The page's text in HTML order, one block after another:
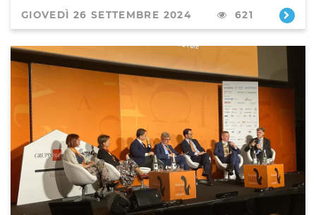
GIOVEDÌ 26 SETTEMBRE 2024 621